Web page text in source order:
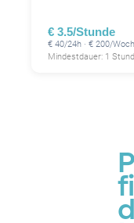
€ 3.5/Stunde
€ 40/24h · € 200/
Mindestdauer: 1